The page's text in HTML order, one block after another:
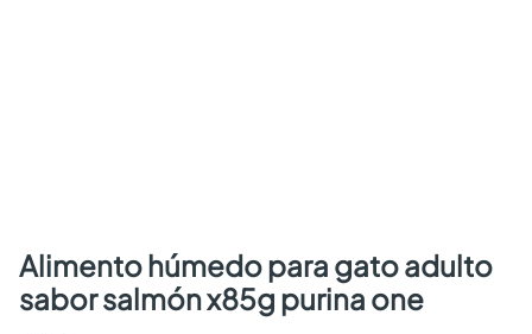
alimento húmedo para gato adulto
sabor salmón x85g purina one